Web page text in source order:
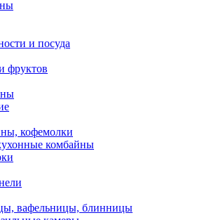
и посуда
фруктов
кофемолки
комбайны
вафельницы, блинницы